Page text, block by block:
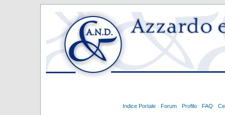
Indice Portale Forum Profilo FAQ